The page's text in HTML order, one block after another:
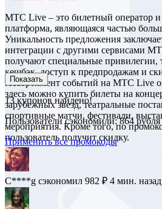
МТС Live – это билетный оператор и
платформа, являющаяся частью
Уникальность предложения
интеграции с другими сервисами
получают специальные
кешбэк, доступ к предпродажам и
Ассортимент событий на МТС Live
здесь можно купить билеты на
зарубежных звезд, театральные
спортивные матчи, фестивали,
мероприятия. Кроме того, по
пользователь получит скидку.
Показать
13купонов найдено!
Пользователи сэкономили: 864 рубля
Применить все промокоды
C****g сэкономил 982 ₽ 4 мин. назад